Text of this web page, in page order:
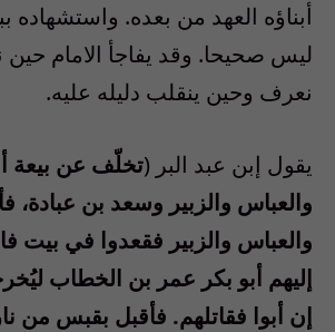
أبناؤه العهد من بعده. واستشهاده
ليس صحيحا. وقد يفاجأ الامام
نعرف وحين ينقلب دليله عليه.
يقول إبن عبد البر (تخلّف عن بيعة
والعباس والزبير وسعد بن عبادة،
والعباس والزبير فقعدوا في
إليهم أبو بكر عمر بن الخطاب
إن أبوا فقاتلهم. فأقبل بقبس من